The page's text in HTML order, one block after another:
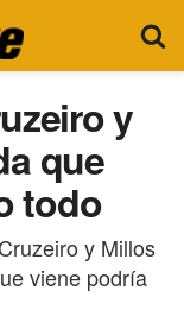
y
que
todo
y Millos
viene podría